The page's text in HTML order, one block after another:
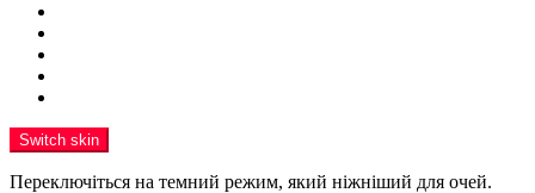
Switch skin
Переключіться на темний режим, який ніжніший для очей.